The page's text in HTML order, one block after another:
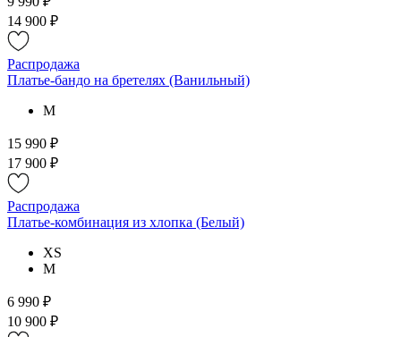
14 900 ₽
Распродажа
Платье-бандо на бретелях (Ванильный)
M
15 990 ₽
17 900 ₽
Распродажа
Платье-комбинация из хлопка (Белый)
XS
M
6 990 ₽
10 900 ₽